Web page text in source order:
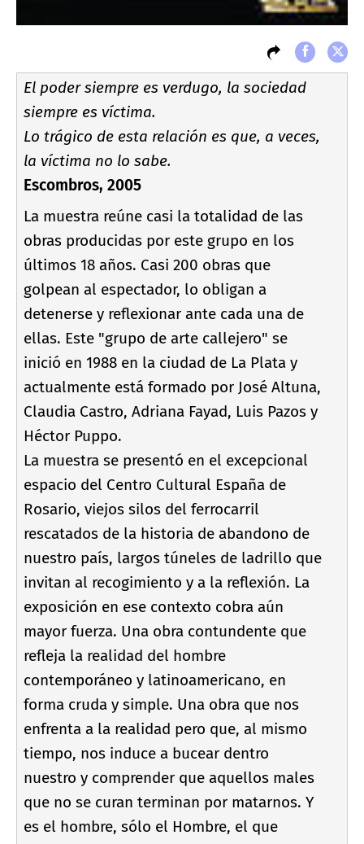
El poder siempre es verdugo, la sociedad
siempre es ví­ctima.
Lo trágico de esta relación es que, a veces,
la ví­ctima no lo sabe.
Escombros, 2005
La muestra reúne casi la totalidad de las
obras producidas por este grupo en los
últimos 18 años. Casi 200 obras que
golpean al espectador, lo obligan a
detenerse y reflexionar ante cada una de
ellas. Este "grupo de arte callejero" se
inició en 1988 en la ciudad de La Plata y
actualmente está formado por José Altuna,
Claudia Castro, Adriana Fayad, Luis Pazos y
Héctor Puppo.
La muestra se presentó en el excepcional
espacio del Centro Cultural España de
Rosario, viejos silos del ferrocarril
rescatados de la historia de abandono de
nuestro paí­s, largos túneles de ladrillo que
invitan al recogimiento y a la reflexión. La
exposición en ese contexto cobra aún
mayor fuerza. Una obra contundente que
refleja la realidad del hombre
contemporáneo y latinoamericano, en
forma cruda y simple. Una obra que nos
enfrenta a la realidad pero que, al mismo
tiempo, nos induce a bucear dentro
nuestro y comprender que aquellos males
que no se curan terminan por matarnos. Y
es el hombre, sólo el Hombre, el que